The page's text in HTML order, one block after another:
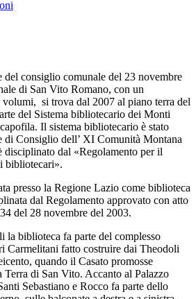
del consiglio comunale del 23 novembre
di San Vito Romano, con un
si trova dal 2007 al piano terra del
del Sistema bibliotecario dei Monti
Il sistema bibliotecario è stato
di Consiglio dell’ XI Comunità Montana
disciplinato dal «Regolamento per il
bibliotecari».
presso la Regione Lazio come biblioteca
dal Regolamento approvato con atto
del 28 novembre del 2003.
la biblioteca fa parte del complesso
Carmelitani fatto costruire dai Theodoli
quando il Casato promosse
Terra di San Vito. Accanto al Palazzo
Sebastiano e Rocco fa parte dello